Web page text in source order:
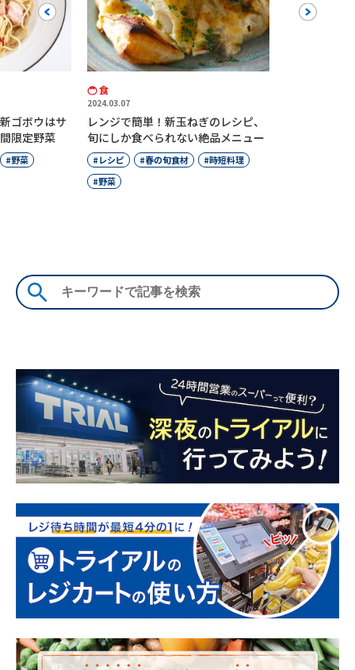
Previous
ゴボウはサ
限定野菜
野菜
食
2024.03.07
レンジで簡単！新玉ねぎのレシピ、
旬にしか食べられない絶品メニュー
レシピ 春の旬食材
時短料理
野菜